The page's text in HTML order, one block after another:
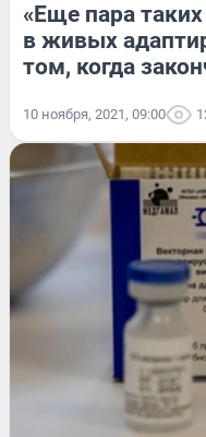
«Еще пара
в живых
том, когда
10 ноября, 2021, 09:00